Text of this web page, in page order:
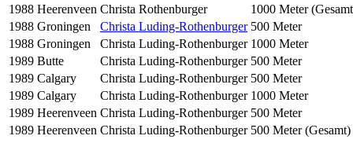
1988 Heerenveen Christa Rothenburger
1000 Meter
1988 Groningen Christa Luding-Rothenburger 500 Meter
1988 Groningen Christa Luding-Rothenburger 1000 Meter
1989 Butte Christa Luding-Rothenburger 500 Meter
1989 Calgary Christa Luding-Rothenburger 500 Meter
1989 Calgary Christa Luding-Rothenburger 1000 Meter
1989 Heerenveen Christa Luding-Rothenburger 500 Meter
1989 Heerenveen Christa Luding-Rothenburger 500 Meter (Gesamt)